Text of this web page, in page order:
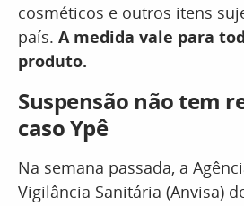
cosméticos e outros itens
país. A medida vale para
produto.
Suspensão não tem
caso Ypê
Na semana passada, a
Vigilância Sanitária (Anvisa)